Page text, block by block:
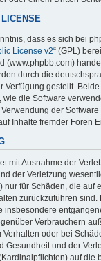
dass es sich bei
License v2“ (GPL)
(www.phpbb.com)
durch die
Verfügung gestellt.
wie die Software
der
Inhalte fremder Foren
mit Ausnahme der
der Verletzung
nur für Schäden, die auf
zurückzuführen sind.
insbesondere
Verbrauchern
oder bei
Gesundheit und der
auf die